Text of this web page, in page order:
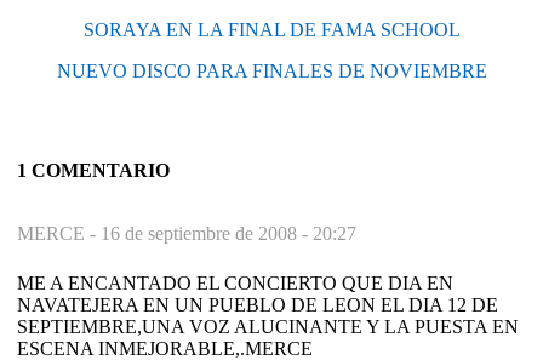
SORAYA EN LA FINAL DE FAMA SCHOOL
NUEVO DISCO PARA FINALES DE NOVIEMBRE
1 COMENTARIO
MERCE - 16 de septiembre de 2008 - 20:27
ME A ENCANTADO EL CONCIERTO QUE DIA EN
NAVATEJERA EN UN PUEBLO DE LEON EL DIA 12 DE
SEPTIEMBRE,UNA VOZ ALUCINANTE Y LA PUESTA EN
ESCENA INMEJORABLE,.MERCE